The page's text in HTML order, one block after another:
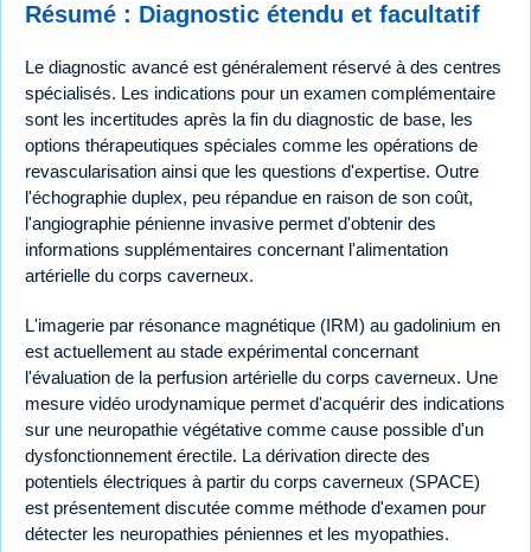
Résumé : Diagnostic étendu et facultatif
Le diagnostic avancé est généralement réservé à des centres
spécialisés. Les indications pour un examen complémentaire
sont les incertitudes après la fin du diagnostic de base, les
options thérapeutiques spéciales comme les opérations de
revascularisation ainsi que les questions d'expertise. Outre
l'échographie duplex, peu répandue en raison de son coût,
l'angiographie pénienne invasive permet d'obtenir des
informations supplémentaires concernant l'alimentation
artérielle du corps caverneux.
L'imagerie par résonance magnétique (IRM) au gadolinium en
est actuellement au stade expérimental concernant
l'évaluation de la perfusion artérielle du corps caverneux. Une
mesure vidéo urodynamique permet d'acquérir des indications
sur une neuropathie végétative comme cause possible d'un
dysfonctionnement érectile. La dérivation directe des
potentiels électriques à partir du corps caverneux (SPACE)
est présentement discutée comme méthode d'examen pour
détecter les neuropathies péniennes et les myopathies.